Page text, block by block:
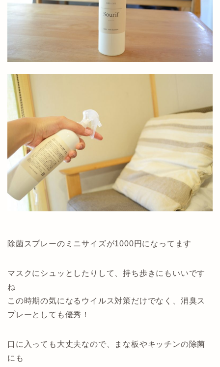
除菌スプレーのミニサイズが1000円になってます
マスクにシュッとしたりして、持ち歩きにもいいです
ね
この時期の気になるウイルス対策だけでなく、消臭ス
プレーとしても優秀！
口に入っても大丈夫なので、まな板やキッチンの除菌
にも